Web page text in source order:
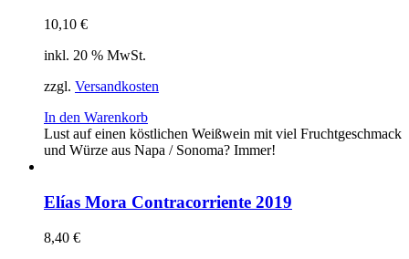
10,10 €
inkl. 20 % MwSt.
zzgl. Versandkosten
In den Warenkorb
Lust auf einen köstlichen Weißwein mit viel Fruchtgeschmack
und Würze aus Napa / Sonoma? Immer!
Elías Mora Contracorriente 2019
8,40 €